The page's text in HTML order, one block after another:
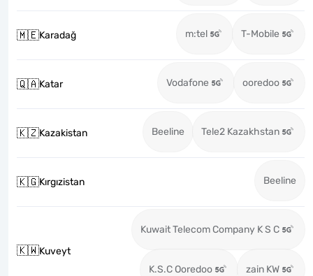
🇲🇪Karadağ m:tel T-Mobile
🇶🇦Katar Vodafone ooredoo
🇰🇿Kazakistan Beeline Tele2 Kazakhstan
🇰🇬Kırgızistan Beeline
🇰🇼Kuveyt
Kuwait Telecom Company K S C
K.S.C Ooredoo zain KW